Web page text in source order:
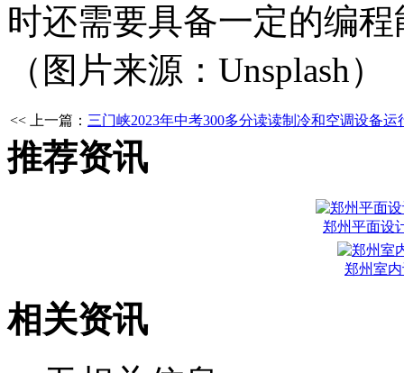
时还需要具备一定的编
（图片来源：Unsplash）
<< 上一篇： 三门峡2023年中考300多分读读制冷和空调设备
推荐资讯
郑州平面设
郑州室
相关资讯